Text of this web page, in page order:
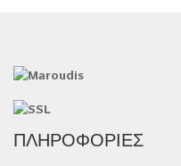
ΠΛΗΡΟΦΟΡΊΕΣ